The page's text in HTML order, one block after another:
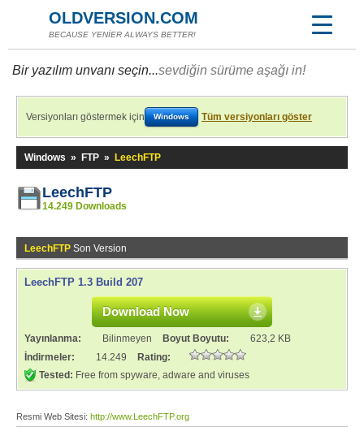
OLDVERSION.COM
BECAUSE YENİER ALWAYS BETTER!
Bir yazılım unvanı seçin...sevdiğin sürüme aşağı in!
Versiyonları göstermek için Windows Tüm versiyonları göster
Windows » FTP » LeechFTP
LeechFTP
14.249 Downloads
LeechFTP Son Version
LeechFTP 1.3 Build 207
Download Now
Yayınlanma: Bilinmeyen Boyut Boyutu:
623,2 KB
İndirmeler:
14.249
Rating:
Tested: Free from spyware, adware and viruses
Resmi Web Sitesi: http://www.LeechFTP.org